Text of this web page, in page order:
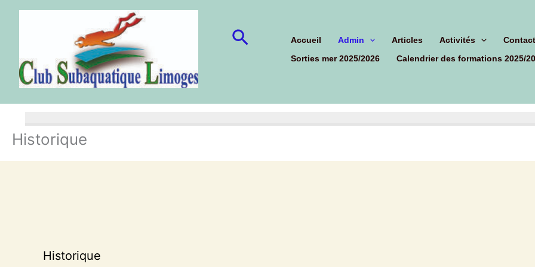
Rechercher
Accueil Admin Articles Activités Contact
Sorties mer 2025/2026
Calendrier des formations 2025/
Historique
Historique